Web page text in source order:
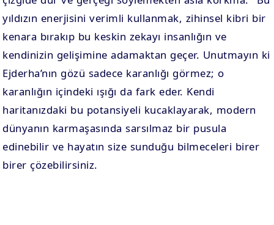
yıldızın enerjisini verimli kullanmak, zihinsel kibri bir
kenara bırakıp bu keskin zekayı insanlığın ve
kendinizin gelişimine adamaktan geçer. Unutmayın ki
Ejderha’nın gözü sadece karanlığı görmez; o
karanlığın içindeki ışığı da fark eder. Kendi
haritanızdaki bu potansiyeli kucaklayarak, modern
dünyanın karmaşasında sarsılmaz bir pusula
edinebilir ve hayatın size sunduğu bilmeceleri birer
birer çözebilirsiniz.